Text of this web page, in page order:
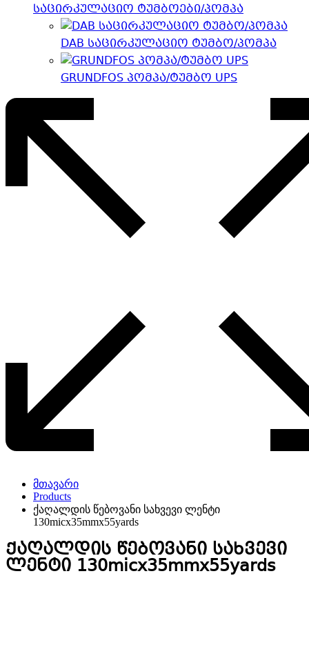
საცირკულაციო ტუმბოები/პომპა
DAB საცირკულაციო ტუმბო/პომპა
GRUNDFOS პომპა/ტუმბო UPS
მთავარი
Products
ქაღალდის წებოვანი სახვევი ლენტი
130micx35mmx55yards
ქაღალდის წებოვანი სახვევი
ლენტი 130micx35mmx55yards